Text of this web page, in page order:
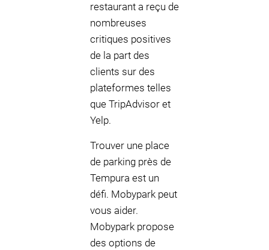
restaurant a reçu de
nombreuses
critiques positives
de la part des
clients sur des
plateformes telles
que TripAdvisor et
Yelp.
Trouver une place
de parking près de
Tempura est un
défi. Mobypark peut
vous aider.
Mobypark propose
des options de